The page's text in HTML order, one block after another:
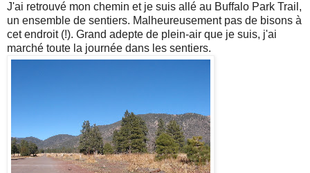
J'ai retrouvé mon chemin et je suis allé au Buffalo Park Trail,
un ensemble de sentiers. Malheureusement pas de bisons à
cet endroit (!). Grand adepte de plein-air que je suis, j'ai
marché toute la journée dans les sentiers.